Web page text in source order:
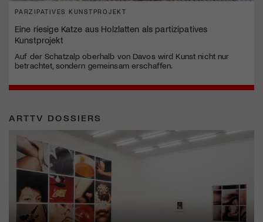
PARZIPATIVES KUNSTPROJEKT
Eine riesige Katze aus Holzlatten als partizipatives
Kunstprojekt
Auf der Schatzalp oberhalb von Davos wird Kunst nicht nur
betrachtet, sondern gemeinsam erschaffen.
ARTTV DOSSIERS